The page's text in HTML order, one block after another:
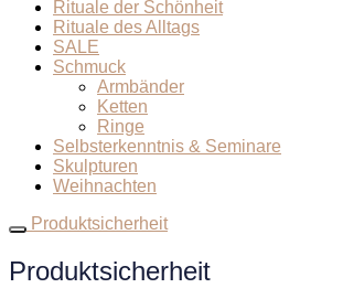
Rituale der Schönheit
Rituale des Alltags
SALE
Schmuck
Armbänder
Ketten
Ringe
Selbsterkenntnis & Seminare
Skulpturen
Weihnachten
Produktsicherheit
Produktsicherheit